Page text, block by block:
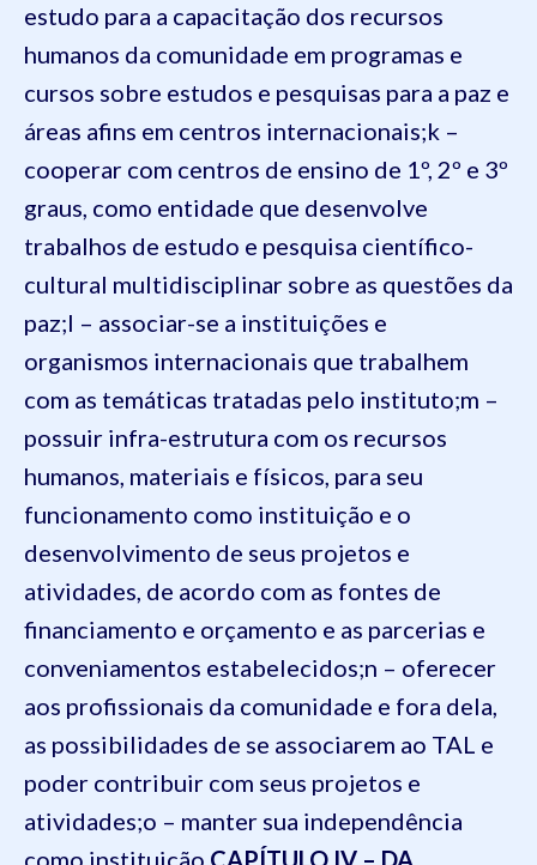
estudo para a capacitação dos recursos
humanos da comunidade em programas e
cursos sobre estudos e pesquisas para a paz e
áreas afins em centros internacionais;k –
cooperar com centros de ensino de 1º, 2º e 3º
graus, como entidade que desenvolve
trabalhos de estudo e pesquisa científico-
cultural multidisciplinar sobre as questões da
paz;l – associar-se a instituições e
organismos internacionais que trabalhem
com as temáticas tratadas pelo instituto;m –
possuir infra-estrutura com os recursos
humanos, materiais e físicos, para seu
funcionamento como instituição e o
desenvolvimento de seus projetos e
atividades, de acordo com as fontes de
financiamento e orçamento e as parcerias e
conveniamentos estabelecidos;n – oferecer
aos profissionais da comunidade e fora dela,
as possibilidades de se associarem ao TAL e
poder contribuir com seus projetos e
atividades;o – manter sua independência
como instituição.CAPÍTULO IV – DA